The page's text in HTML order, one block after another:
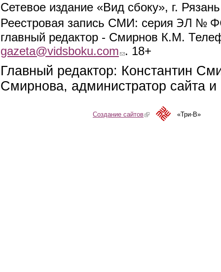
Сетевое издание «Вид сбоку», г.
Реестровая запись СМИ: серия ЭЛ №
главный редактор - Смирнов К.М.
gazeta@vidsboku.com (link sends e-mail)
. 18+
Главный редактор: Константин
Смирнова, администратор сайта
Создание сайтов(link is external)«Три-В»